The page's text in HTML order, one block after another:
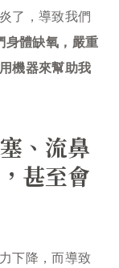
了，導致我們
身體缺氧，嚴重
機器來幫助我
、流鼻
甚至會
下降，而導致